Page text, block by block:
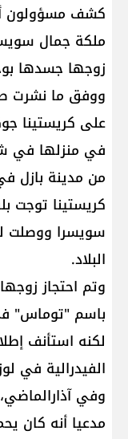
كشف مسؤولون
ملكة جمال
زوجها جسدها
ووفق ما نشرت
في منزلها في
من مدينة بازل
كريستينا توجت
سويسرا ووصلت
البلاد.
باسم "توماس" في
لكنه استأنف
الفيدرالية في
وفي
مدعيا أنه كان